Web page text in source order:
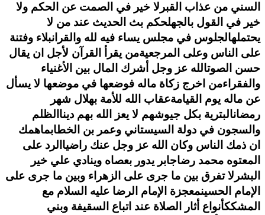
السني من عذاب القبر لا خير في الصمت عن الحكم ولا
خير في القول بالجهلحكم بث الحديث عند من لا
يحتملهالجلوس في مجلس يساء فيه لله والقرانبلاء وفتنة
على الناس وعلى المرجعيةمن يقرأ القرآن لأجل ان يقال
حسن الصوتالله عز وجل أشرك المال بين الأغنياء
والفقراءمن اخرج زكاة ماله فوضعها في موضعها لا يسأل
عن ماله يوم القيامةعقاب الله للأمة بهلال شهر
رمضانالبترية بكل جيوشهم لا يعز الله بهم دينا الظلم
والسجون في دولة السيستاني وعمر بن الخطابماهمك
ان ذمك الناس وكان الله عز وجل عنك راضيا الرد على
المعتوه محمد رضاجابر يدور بعصاه وينادي علي خير
البشر لا تفرق بين ما جرى على الزهراء وبين ما جرى على
الإمام الحسينمعجزة الإمام الرضا عليه السلام مع
المشككأنواع أثار الصلاة عند اتباع السقيفة وبني